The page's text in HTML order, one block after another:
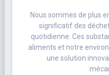
Nous sommes de plus
significatif des
quotidienne. Ces
aliments et notre
une solution